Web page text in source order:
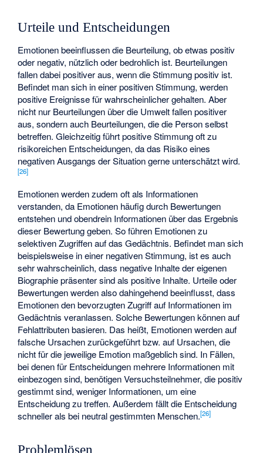
Urteile und Entscheidungen
Emotionen beeinflussen die Beurteilung, ob etwas positiv
oder negativ, nützlich oder bedrohlich ist. Beurteilungen
fallen dabei positiver aus, wenn die Stimmung positiv ist.
Befindet man sich in einer positiven Stimmung, werden
positive Ereignisse für wahrscheinlicher gehalten. Aber
nicht nur Beurteilungen über die Umwelt fallen positiver
aus, sondern auch Beurteilungen, die die Person selbst
betreffen. Gleichzeitig führt positive Stimmung oft zu
risikoreichen Entscheidungen, da das Risiko eines
negativen Ausgangs der Situation gerne unterschätzt wird.
[26]
Emotionen werden zudem oft als Informationen
verstanden, da Emotionen häufig durch Bewertungen
entstehen und obendrein Informationen über das Ergebnis
dieser Bewertung geben. So führen Emotionen zu
selektiven Zugriffen auf das Gedächtnis. Befindet man sich
beispielsweise in einer negativen Stimmung, ist es auch
sehr wahrscheinlich, dass negative Inhalte der eigenen
Biographie präsenter sind als positive Inhalte. Urteile oder
Bewertungen werden also dahingehend beeinflusst, dass
Emotionen den bevorzugten Zugriff auf Informationen im
Gedächtnis veranlassen. Solche Bewertungen können auf
Fehlattributen basieren. Das heißt, Emotionen werden auf
falsche Ursachen zurückgeführt bzw. auf Ursachen, die
nicht für die jeweilige Emotion maßgeblich sind. In Fällen,
bei denen für Entscheidungen mehrere Informationen mit
einbezogen sind, benötigen Versuchsteilnehmer, die positiv
gestimmt sind, weniger Informationen, um eine
Entscheidung zu treffen. Außerdem fällt die Entscheidung
schneller als bei neutral gestimmten Menschen.[26]
Problemlösen